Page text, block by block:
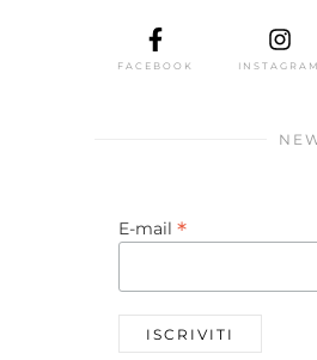
FACEBOOK INSTAGRAM
E-mail *